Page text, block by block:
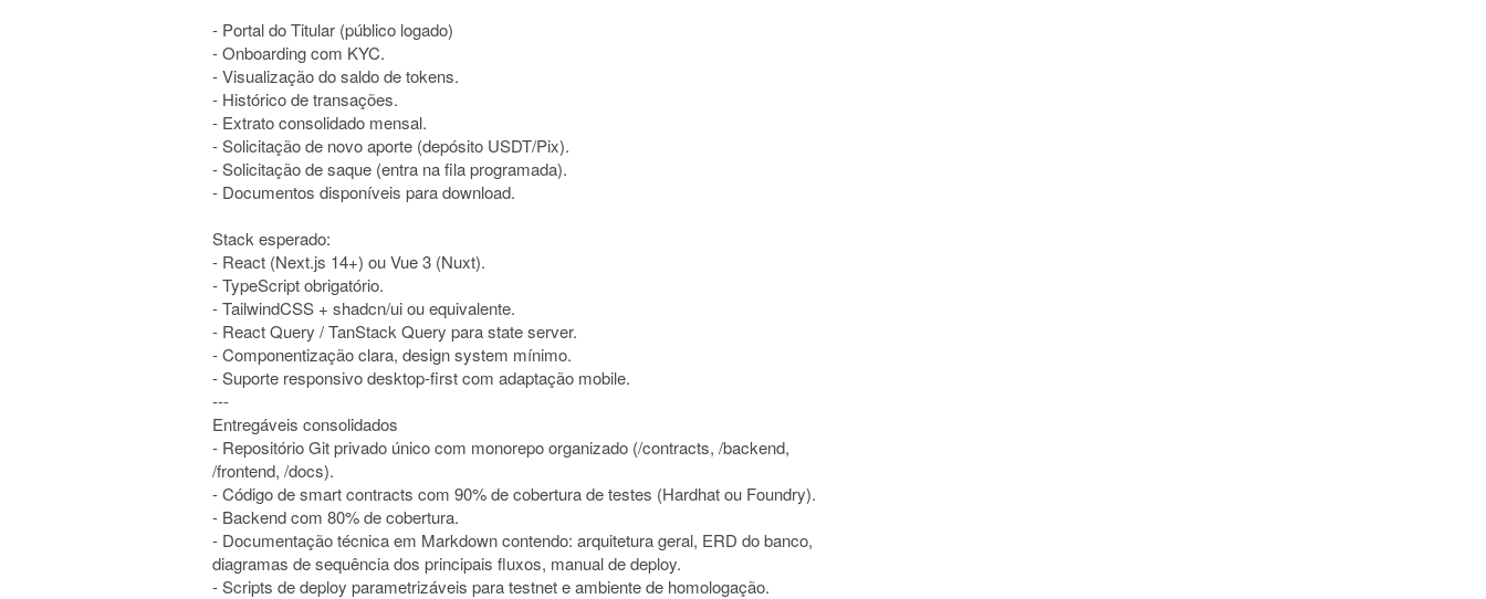
- Portal do Titular (público logado)
- Onboarding com KYC.
- Visualização do saldo de tokens.
- Histórico de transações.
- Extrato consolidado mensal.
- Solicitação de novo aporte (depósito USDT/Pix).
- Solicitação de saque (entra na fila programada).
- Documentos disponíveis para download.
Stack esperado:
- React (Next.js 14+) ou Vue 3 (Nuxt).
- TypeScript obrigatório.
- TailwindCSS + shadcn/ui ou equivalente.
- React Query / TanStack Query para state server.
- Componentização clara, design system mínimo.
- Suporte responsivo desktop-first com adaptação mobile.
---
Entregáveis consolidados
- Repositório Git privado único com monorepo organizado (/contracts, /backend,
/frontend, /docs).
- Código de smart contracts com 90% de cobertura de testes (Hardhat ou Foundry).
- Backend com 80% de cobertura.
- Documentação técnica em Markdown contendo: arquitetura geral, ERD do banco,
diagramas de sequência dos principais fluxos, manual de deploy.
- Scripts de deploy parametrizáveis para testnet e ambiente de homologação.